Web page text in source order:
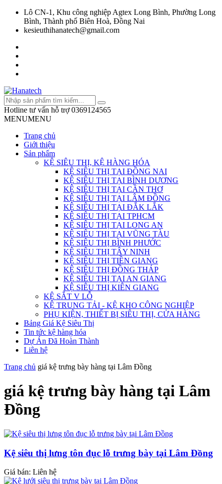
Lô CN-1, Khu công nghiệp Agtex Long Bình, Phường Long
Bình, Thành phố Biên Hoà, Đồng Nai
kesieuthihanatech@gmail.com
Hotline tư vấn hỗ trợ 0369124565
MENUMENU
Trang chủ
Giới thiệu
Sản phẩm
KỆ SIÊU THỊ, KỆ HÀNG HÓA
KỆ SIÊU THỊ TẠI ĐỒNG NAI
KỆ SIÊU THỊ TẠI BÌNH DƯƠNG
KỆ SIÊU THỊ TẠI CẦN THƠ
KỆ SIÊU THỊ TẠI LÂM ĐỒNG
KỆ SIÊU THỊ TẠI ĐẮK LẮK
KỆ SIÊU THỊ TẠI TPHCM
KỆ SIÊU THỊ TẠI LONG AN
KỆ SIÊU THỊ TẠI VŨNG TÀU
KỆ SIÊU THỊ BÌNH PHƯỚC
KỆ SIÊU THỊ TÂY NINH
KỆ SIÊU THỊ TIỀN GIANG
KỆ SIÊU THỊ ĐỒNG THÁP
KỆ SIÊU THỊ TẠI AN GIANG
KỆ SIÊU THỊ KIÊN GIANG
KỆ SẮT V LỖ
KỆ TRUNG TẢI - KỆ KHO CÔNG NGHIỆP
PHỤ KIỆN, THIẾT BỊ SIÊU THỊ, CỬA HÀNG
Bảng Giá Kệ Siêu Thị
Tin tức kệ hàng hóa
Dự Án Đã Hoàn Thành
Liên hệ
Trang chủ giá kệ trưng bày hàng tại Lâm Đồng
giá kệ trưng bày hàng tại Lâm
Đồng
Kệ siêu thị lưng tôn đục lỗ trưng bày tại Lâm Đồng
Giá bán: Liên hệ